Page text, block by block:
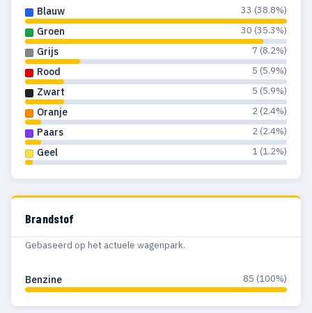
Blauw 33 (38.8%)
Groen 30 (35.3%)
Grijs 7 (8.2%)
Rood 5 (5.9%)
Zwart 5 (5.9%)
Oranje 2 (2.4%)
Paars 2 (2.4%)
Geel 1 (1.2%)
Brandstof
Gebaseerd op het actuele wagenpark.
Benzine 85 (100%)